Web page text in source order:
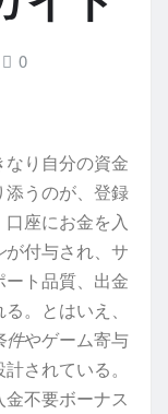
0
り自分の資金
添うのが、登録
口座にお金を入
が付与され、サ
ト品質、出金
。とはいえ、
件やゲーム寄与
されている。
不要ボーナス